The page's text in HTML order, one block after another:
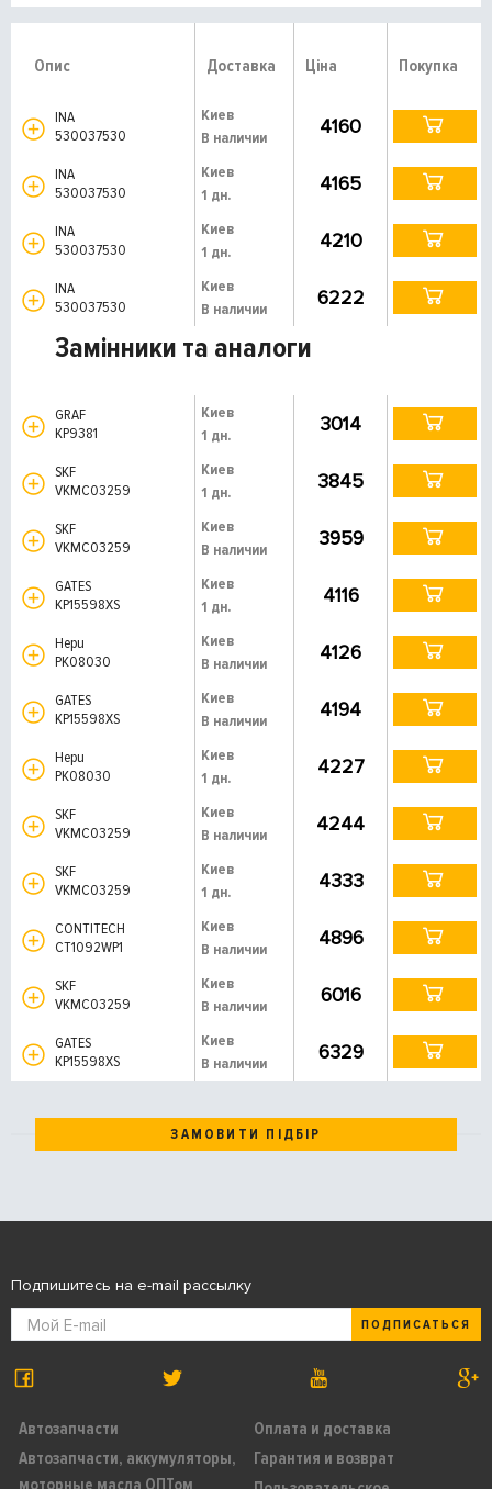
Опис Доставка Ціна Покупка
INA
530037530
Киев
В наличии
4160
INA
530037530
Киев
1 дн.
4165
INA
530037530
Киев
1 дн.
4210
INA
530037530
Киев
В наличии
6222
Замінники та аналоги
GRAF
KP9381
Киев
1 дн.
3014
SKF
VKMC03259
Киев
1 дн.
3845
SKF
VKMC03259
Киев
В наличии
3959
GATES
KP15598XS
Киев
1 дн.
4116
Hepu
PK08030
Киев
В наличии
4126
GATES
KP15598XS
Киев
В наличии
4194
Hepu
PK08030
Киев
1 дн.
4227
SKF
VKMC03259
Киев
В наличии
4244
SKF
VKMC03259
Киев
1 дн.
4333
CONTITECH
CT1092WP1
Киев
В наличии
4896
SKF
VKMC03259
Киев
В наличии
6016
GATES
KP15598XS
Киев
В наличии
6329
ЗАМОВИТИ ПІДБІР
Автозапчасти
Автозапчасти, аккумуляторы,
Оплата и доставка
Гарантия и возврат
Подпишитесь на e-mail рассылку
ПОДПИСАТЬСЯ